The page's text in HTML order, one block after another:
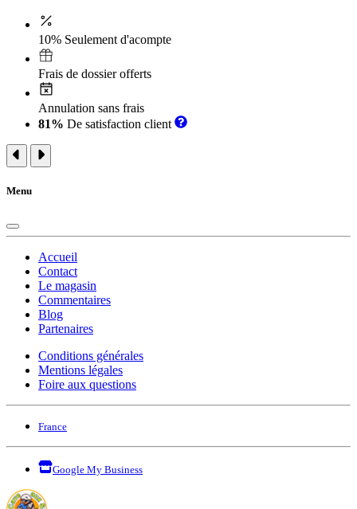
10% Seulement d'acompte
Frais de dossier offerts
Annulation sans frais
81% De satisfaction client
Menu
Accueil
Contact
Le magasin
Commentaires
Blog
Partenaires
Conditions générales
Mentions légales
Foire aux questions
France
Google My Business